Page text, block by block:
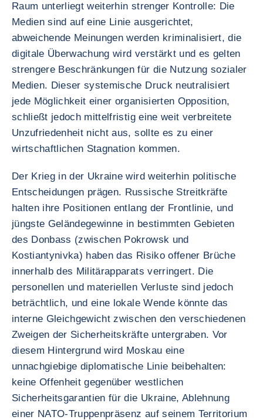
Raum unterliegt weiterhin strenger Kontrolle: Die
Medien sind auf eine Linie ausgerichtet,
abweichende Meinungen werden kriminalisiert, die
digitale Überwachung wird verstärkt und es gelten
strengere Beschränkungen für die Nutzung sozialer
Medien. Dieser systemische Druck neutralisiert
jede Möglichkeit einer organisierten Opposition,
schließt jedoch mittelfristig eine weit verbreitete
Unzufriedenheit nicht aus, sollte es zu einer
wirtschaftlichen Stagnation kommen.
Der Krieg in der Ukraine wird weiterhin politische
Entscheidungen prägen. Russische Streitkräfte
halten ihre Positionen entlang der Frontlinie, und
jüngste Geländegewinne in bestimmten Gebieten
des Donbass (zwischen Pokrowsk und
Kostiantynivka) haben das Risiko offener Brüche
innerhalb des Militärapparats verringert. Die
personellen und materiellen Verluste sind jedoch
beträchtlich, und eine lokale Wende könnte das
interne Gleichgewicht zwischen den verschiedenen
Zweigen der Sicherheitskräfte untergraben. Vor
diesem Hintergrund wird Moskau eine
unnachgiebige diplomatische Linie beibehalten:
keine Offenheit gegenüber westlichen
Sicherheitsgarantien für die Ukraine, Ablehnung
einer NATO-Truppenpräsenz auf seinem Territorium